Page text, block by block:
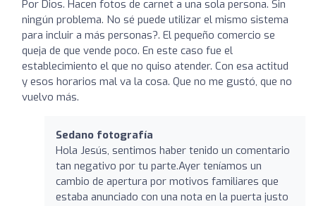
Por Dios. Hacen fotos de carnet a una sola persona. Sin
ningún problema. No sé puede utilizar el mismo sistema
para incluir a más personas?. El pequeño comercio se
queja de que vende poco. En este caso fue el
establecimiento el que no quiso atender. Con esa actitud
y esos horarios mal va la cosa. Que no me gustó, que no
vuelvo más.
Sedano fotografía
Hola Jesús, sentimos haber tenido un comentario
tan negativo por tu parte.Ayer teníamos un
cambio de apertura por motivos familiares que
estaba anunciado con una nota en la puerta justo